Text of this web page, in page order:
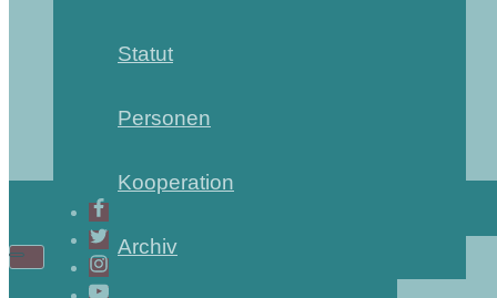
Statut
Personen
Kooperation
Archiv